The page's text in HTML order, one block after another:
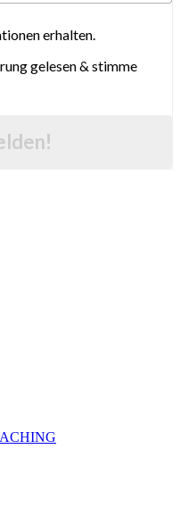
erhalten.
gelesen & stimme